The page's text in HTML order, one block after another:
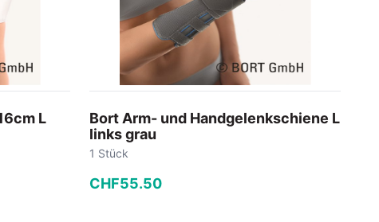
L
Bort Arm- und Handgelenkschiene L
links grau
1 Stück
CHF55.50